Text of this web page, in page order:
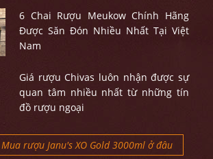
6 Chai Rượu Meukow Chính Hãng
Được Săn Đón Nhiều Nhất Tại Việt
Nam
Giá rượu Chivas luôn nhận được sự
quan tâm nhiều nhất từ những tín
đồ rượu ngoại
Mua rượu Janu's XO Gold 3000ml ở đâu